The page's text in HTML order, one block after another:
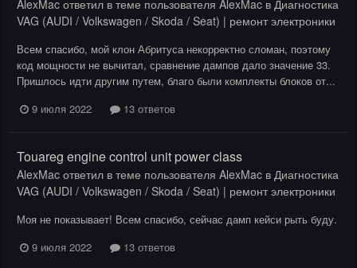
AlexMac ответил в теме пользователя AlexMac в Диагностика
VAG (AUDI / Volkswagen / Skoda / Seat) | ремонт электроники
Всем спасибо, мой клон Абритуса некорректно сломан, поэтому
код мощности не вычитал, сравнение дампов дало значение 33.
Пришлось идти другим путем, благо были комплекты блоков от...
9 июля 2022
13 ответов
Touareg engine control unit power class
AlexMac ответил в теме пользователя AlexMac в Диагностика
VAG (AUDI / Volkswagen / Skoda / Seat) | ремонт электроники
Моя не показывает! Всем спасибо, сейчас дамп кейси рыть буду.
9 июля 2022
13 ответов